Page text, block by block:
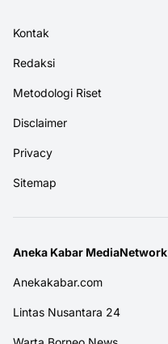
Kontak
Redaksi
Metodologi Riset
Disclaimer
Privacy
Sitemap
Aneka Kabar MediaNetwork
Anekakabar.com
Lintas Nusantara 24